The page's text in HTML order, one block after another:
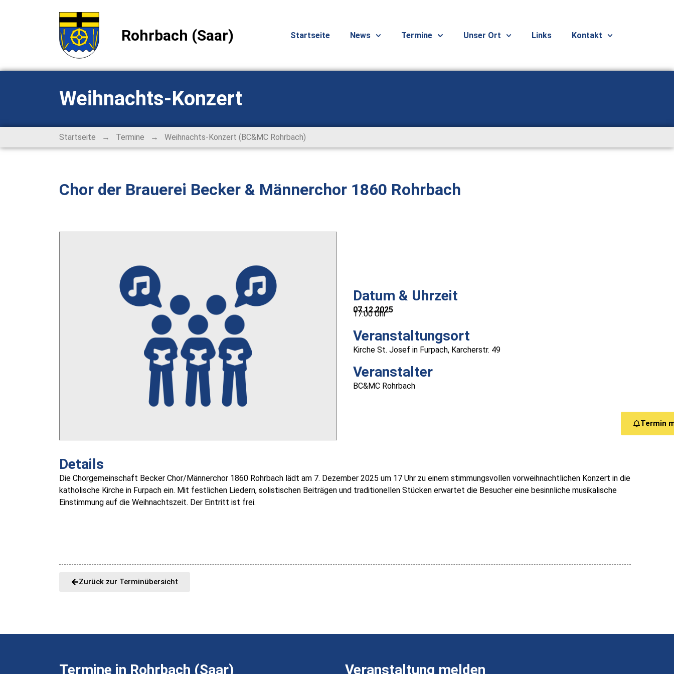
Rohrbach (Saar) Startseite News Termine Unser Ort Links Kontakt
Weihnachts-Konzert
Startseite → Termine → Weihnachts-Konzert (BC&MC Rohrbach)
Chor der Brauerei Becker & Männerchor 1860 Rohrbach
Datum & Uhrzeit
07.12.2025
17:00 Uhr
Veranstaltungsort
Kirche St. Josef in Furpach, Karcherstr. 49
Veranstalter
BC&MC Rohrbach
Details
Die Chorgemeinschaft Becker Chor/Männerchor 1860 Rohrbach lädt am 7. Dezember 2025 um 17 Uhr zu einem stimmungsvollen vorweihnachtlichen Konzert in die
katholische Kirche in Furpach ein. Mit festlichen Liedern, solistischen Beiträgen und traditionellen Stücken erwartet die Besucher eine besinnliche musikalische
Einstimmung auf die Weihnachtszeit. Der Eintritt ist frei.
Zurück zur Terminübersicht
Termin
Termine in Rohrbach (Saar) Veranstaltung melden